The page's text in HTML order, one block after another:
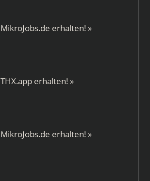
MikroJobs.de erhalten! »
THX.apperhalten! »
MikroJobs.de erhalten! »